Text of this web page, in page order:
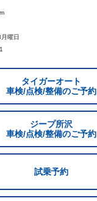
曜日
タイガーオート
車検/点検/整備のご予約
ジープ所沢
車検/点検/整備のご予約
試乗予約